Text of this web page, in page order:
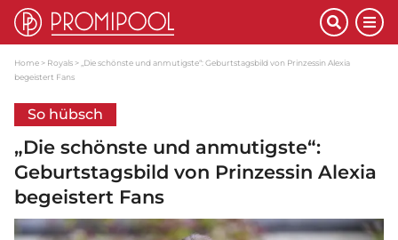
Home Royals
„Die schönste und anmutigste“: Geburtstagsbild von Prinzessin Alexia
begeistert Fans
So hübsch
„Die schönste und anmutigste“:
Geburtstagsbild von Prinzessin Alexia
begeistert Fans